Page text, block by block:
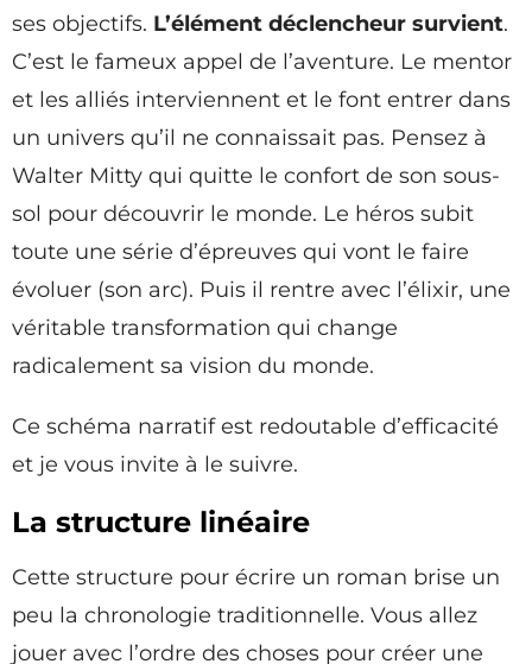
ses objectifs. L’élément déclencheur survient.
C’est le fameux appel de l’aventure. Le mentor
et les alliés interviennent et le font entrer dans
un univers qu’il ne connaissait pas. Pensez à
Walter Mitty qui quitte le confort de son sous-
sol pour découvrir le monde. Le héros subit
toute une série d’épreuves qui vont le faire
évoluer (son arc). Puis il rentre avec l’élixir, une
véritable transformation qui change
radicalement sa vision du monde.
Ce schéma narratif est redoutable d’efficacité
et je vous invite à le suivre.
La structure linéaire
Cette structure pour écrire un roman brise un
peu la chronologie traditionnelle. Vous allez
jouer avec l’ordre des choses pour créer une